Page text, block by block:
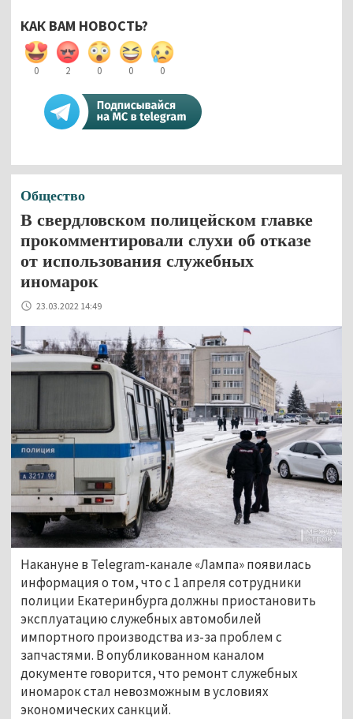
КАК ВАМ НОВОСТЬ?
0 2 0 0 0
Общество
В свердловском полицейском главке
прокомментировали слухи об отказе
от использования служебных
иномарок
23.03.2022 14:49
Накануне в Telegram-канале «Лампа» появилась
информация о том, что с 1 апреля сотрудники
полиции Екатеринбурга должны приостановить
эксплуатацию служебных автомобилей
импортного производства из-за проблем с
запчастями. В опубликованном каналом
документе говорится, что ремонт служебных
иномарок стал невозможным в условиях
экономических санкций.